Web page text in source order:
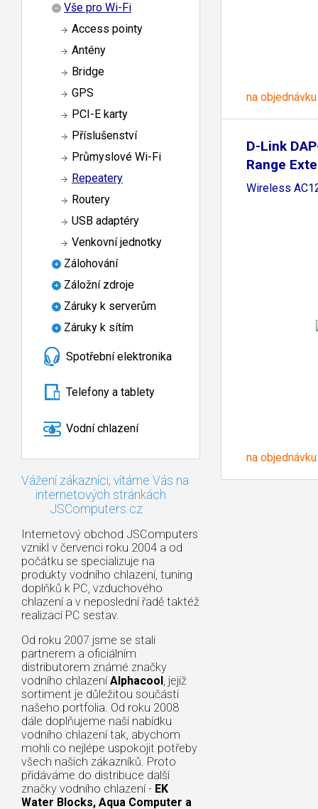
Vše pro Wi-Fi
Access pointy
Antény
Bridge
GPS
PCI-E karty
Příslušenství
Průmyslové Wi-Fi
Repeatery
Routery
USB adaptéry
Venkovní jednotky
Zálohování
Záložní zdroje
Záruky k serverům
Záruky k sítím
Spotřební elektronika
Telefony a tablety
Vodní chlazení
Vážení zákazníci, vítáme Vás na
internetových stránkách
JSComputers.cz
Internetový obchod JSComputers
vznikl v červenci roku 2004 a od
počátku se specializuje na
produkty vodního chlazení, tuning
doplňků k PC, vzduchového
chlazení a v neposlední řadě taktéž
realizací PC sestav.
Od roku 2007 jsme se stali
partnerem a oficiálním
distributorem známé značky
vodního chlazení Alphacool, jejíž
sortiment je důležitou součástí
našeho portfolia. Od roku 2008
dále doplňujeme naší nabídku
vodního chlazení tak, abychom
mohli co nejlépe uspokojit potřeby
všech našich zákazníků. Proto
přidáváme do distribuce další
značky vodního chlazení - EK
Water Blocks, Aqua Computer a
na objednávku
D-Link
Range
Wireless
na objednávku